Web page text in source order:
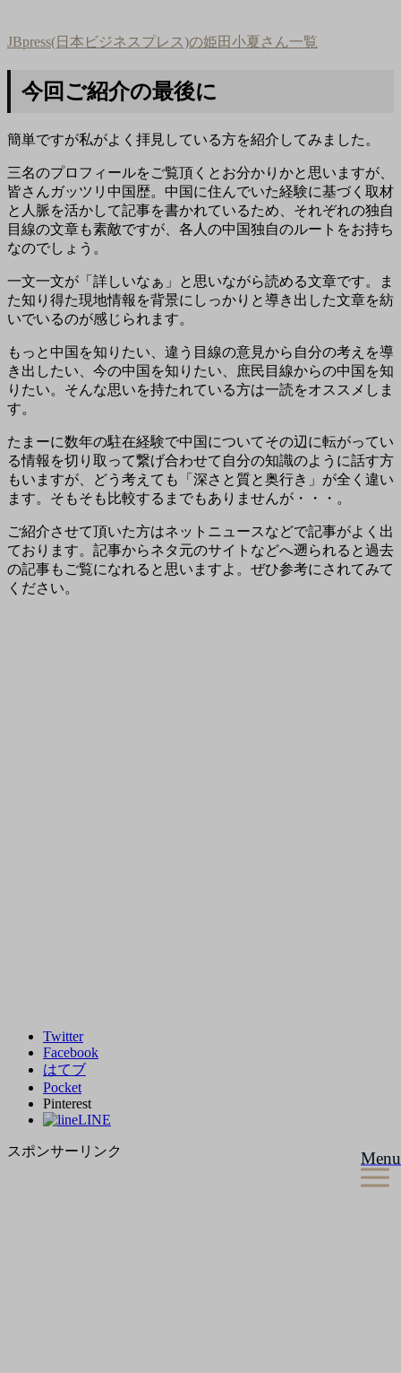
Menu
JBpress(日本ビジネスプレス)の姫田小夏さん一覧
今回ご紹介の最後に
簡単ですが私がよく拝見している方を紹介してみました。
三名のプロフィールをご覧頂くとお分かりかと思いますが、
皆さんガッツリ中国歴。中国に住んでいた経験に基づく取材
と人脈を活かして記事を書かれているため、それぞれの独自
目線の文章も素敵ですが、各人の中国独自のルートをお持ち
なのでしょう。
一文一文が「詳しいなぁ」と思いながら読める文章です。ま
た知り得た現地情報を背景にしっかりと導き出した文章を紡
いでいるのが感じられます。
もっと中国を知りたい、違う目線の意見から自分の考えを導
き出したい、今の中国を知りたい、庶民目線からの中国を知
りたい。そんな思いを持たれている方は一読をオススメしま
す。
たまーに数年の駐在経験で中国についてその辺に転がってい
る情報を切り取って繋げ合わせて自分の知識のように話す方
もいますが、どう考えても「深さと質と奥行き」が全く違い
ます。そもそも比較するまでもありませんが・・・。
ご紹介させて頂いた方はネットニュースなどで記事がよく出
ております。記事からネタ元のサイトなどへ遡られると過去
の記事もご覧になれると思いますよ。ぜひ参考にされてみて
ください。
Twitter
Facebook
はてブ
Pocket
Pinterest
LINE
スポンサーリンク